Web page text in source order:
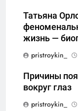
Татьяна
жизнь —
pristroykin_
Причины
вокруг глаз
pristroykin_